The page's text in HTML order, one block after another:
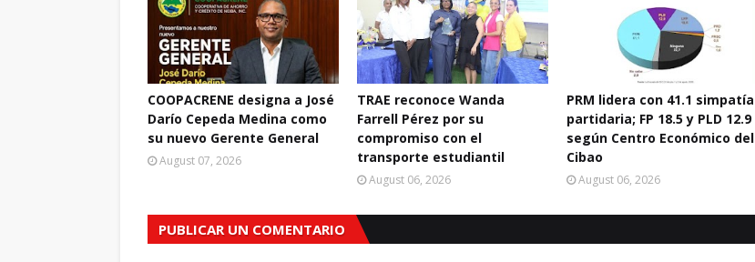
COOPACRENE designa a José
Darío Cepeda Medina como
su nuevo Gerente General
August 07, 2026
TRAE reconoce Wanda
Farrell Pérez por su
compromiso con el
transporte estudiantil
August 06, 2026
PRM lidera con 41.1 simpatía
partidaria; FP 18.5 y PLD 12.9
según Centro Económico del
Cibao
August 06, 2026
PUBLICAR UN COMENTARIO